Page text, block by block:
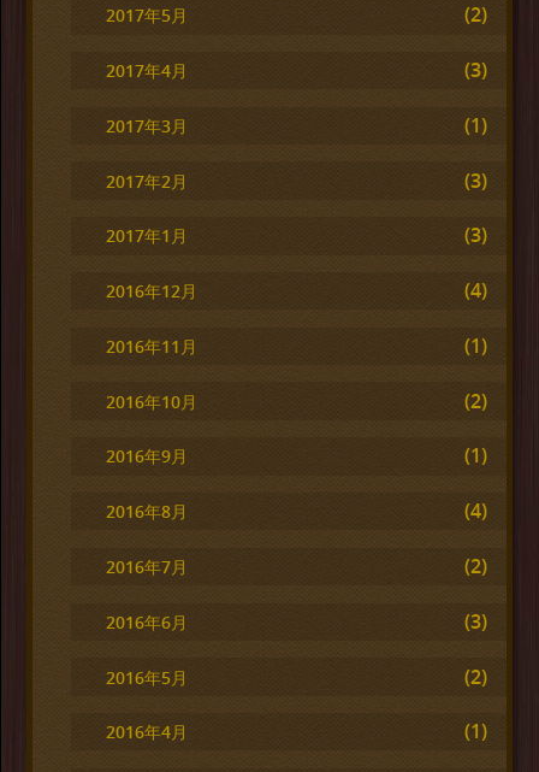
2017年5月 (2)
2017年4月 (3)
2017年3月 (1)
2017年2月 (3)
2017年1月 (3)
2016年12月 (4)
2016年11月 (1)
2016年10月 (2)
2016年9月 (1)
2016年8月 (4)
2016年7月 (2)
2016年6月 (3)
2016年5月 (2)
2016年4月 (1)